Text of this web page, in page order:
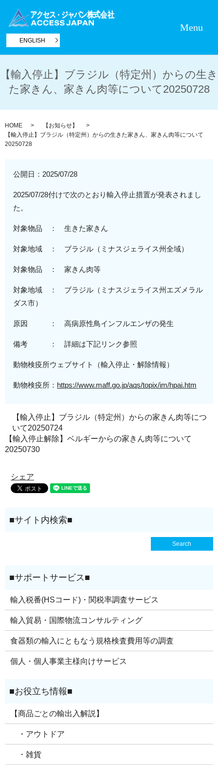
ENGLISH
Menu
【輸入停止】ブラジル（特定州）からの生き
た家きん、家きん肉等について20250728
HOME
【お知らせ】
【輸入停止】ブラジル（特定州）からの生きた家きん、家きん肉等について
20250728
公開日： 2025/07/28
2025/07/28付けで次のとおり輸入停止措置が発表されまし
た。
対象物品 ： 生きた家きん
対象地域 ： ブラジル（ミナスジェライス州全域）
対象物品 ： 家きん肉等
対象地域 ： ブラジル（ミナスジェライス州エズメラル
ダス市）
原因 ：高病原性鳥インフルエンザの発生
備考 ： 詳細は下記リンク参照
動物検疫所ウェブサイト（輸入停止・解除情報）
動物検疫所： https://www.maff.go.jp/aqs/topix/im/hpai.htm
【輸入停止】ブラジル（特定州）からの家きん肉等につ
いて20250724
【輸入停止解除】ベルギーからの家きん肉等について
20250730
シェア
輸入税番(HSコード)・関税率調査サービス
輸入貿易・国際物流コンサルティング
食器類の輸入にともなう規格検査費用等の調査
個人・個人事業主様向けサービス
【商品ごとの輸出入解説】
・アウトドア
・雑貨